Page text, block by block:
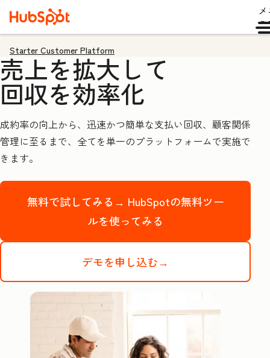
Starter Customer Platform
売上を拡大して
回収を効率化
成約率の向上から、迅速かつ簡単な支払い回収、顧客関係
管理に至るまで、全てを単一のプラットフォームで実施で
きます。
無料で試してみる→ HubSpotの無料ツー
ルを使ってみる
デモを申し込む→